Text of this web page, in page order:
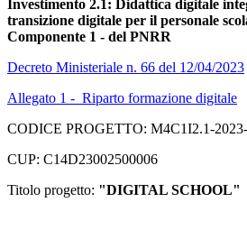
Investimento 2.1: Didattica digitale
transizione digitale per il personale
Componente 1 - del PNRR
Decreto Ministeriale n. 66 del 12/04/2023
Allegato 1 - Riparto formazione digitale
CODICE PROGETTO: M4C1I2.1-
CUP: C14D23002500006
Titolo progetto: "DIGITAL SCHOOL"